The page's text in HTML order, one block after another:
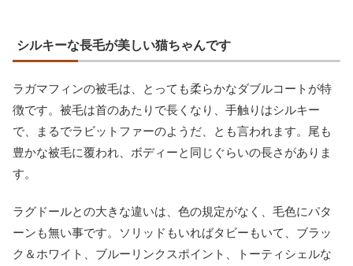
シルキーな長毛が美しい猫ちゃんです
ラガマフィンの被毛は、とっても柔らかなダブルコートが特
徴です。被毛は首のあたりで長くなり、手触りはシルキー
で、まるでラビットファーのようだ、とも言われます。尾も
豊かな被毛に覆われ、ボディーと同じぐらいの長さがありま
す。
ラグドールとの大きな違いは、色の規定がなく、毛色にパタ
ーンも無い事です。ソリッドもいればタビーもいて、ブラッ
ク＆ホワイト、ブルーリンクスポイント、トーティシェルな